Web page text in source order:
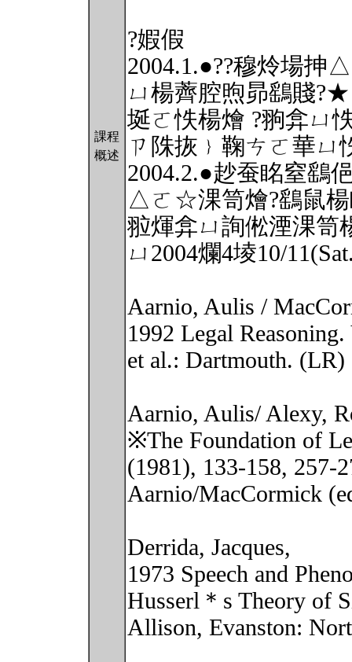
課程
概述
?婽假
2004.1.●??穆炩場
ㄩ楊薺腔煦昴鷂賤
埏ㄛ怢楊燴 ?翑弇ㄩ
ㄗ陎拻﹜鞠ㄘㄛ華ㄩ
2004.2.●赻蚕眳窒鷂
△ㄛ☆淉笥燴?鷂鼠楊
翋煇弇ㄩ詢倯湮淉笥
ㄩ2004爛4堎10/
Aarnio, Aulis /
1992 Legal
et al.: Dartmouth. (LR)
Aarnio, Aulis/ Alexy,
※The Foundation of
(1981), 133-158, 257-
Aarnio/MacCormick
Derrida, Jacques,
1973 Speech and
Husserl＊s Theory of
Allison, Evanston: